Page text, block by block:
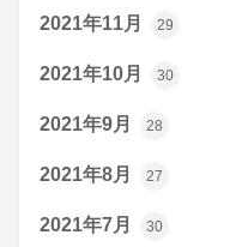
2021年11月 29
2021年10月 30
2021年9月 28
2021年8月 27
2021年7月 30